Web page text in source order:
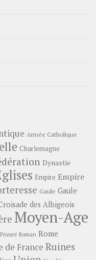
Armée Catholique
Charlemagne
Dynastie
Empire Empire
Gaule Gaule
des Albigeois
Moyen-Age
Prieuré Roman Rome
de France Ruines